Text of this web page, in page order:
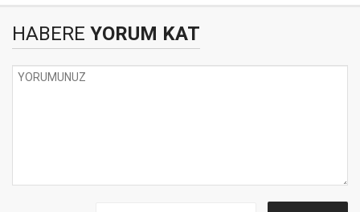
HABERE YORUM KAT